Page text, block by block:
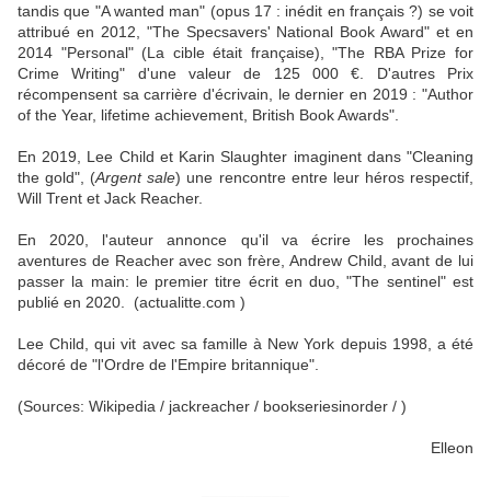
tandis que "A wanted man" (opus 17 : inédit en français ?) se voit
attribué en 2012, "The Specsavers' National Book Award" et en
2014 "Personal" (La cible était française), "The RBA Prize for
Crime Writing" d'une valeur de 125 000 €. D'autres Prix
récompensent sa carrière d'écrivain, le dernier en 2019 : "Author
of the Year, lifetime achievement, British Book Awards".
En 2019, Lee Child et Karin Slaughter imaginent dans "Cleaning
the gold", (Argent sale) une rencontre entre leur héros respectif,
Will Trent et Jack Reacher.
En 2020, l'auteur annonce qu'il va écrire les prochaines
aventures de Reacher avec son frère, Andrew Child, avant de lui
passer la main: le premier titre écrit en duo,"The sentinel" est
publié en 2020.
(actualitte.com )
Lee Child, qui vit avec sa famille à New York depuis 1998, a été
décoré de "l'Ordre de l'Empire britannique".
(Sources: Wikipedia / jackreacher / bookseriesinorder / )
Elleon